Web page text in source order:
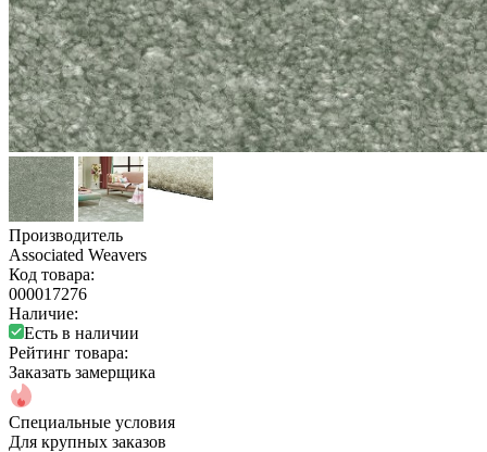
Производитель
Associated Weavers
Код товара:
000017276
Наличие:
Есть в наличии
Рейтинг товара:
Заказать замерщика
Специальные условия
Для крупных заказов